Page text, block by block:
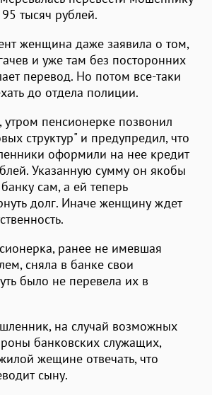
тысяч рублей.
женщина даже заявила о том,
и уже там без посторонних
перевод. Но потом все-таки
до отдела полиции.
утром пенсионерке позвонил
структур" и предупредил, что
оформили на нее кредит
Указанную сумму он якобы
сам, а ей теперь
долг. Иначе женщину ждет
ранее не имевшая
сняла в банке свои
было не перевела их в
на случай возможных
банковских служащих,
жещине отвечать, что
сыну.